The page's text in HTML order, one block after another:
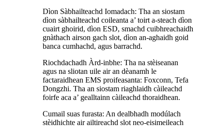
Dìon Sàbhailteachd Iomadach: Tha an siostam
dìon sàbhailteachd coileanta a’ toirt a-steach dìon
cuairt ghoirid, dìon ESD, smachd cuibhreachaidh
gnàthach airson gach slot, dìon an-aghaidh goid
banca cumhachd, agus barrachd.
Riochdachadh Àrd-inbhe: Tha na stèiseanan
agus na sliotan uile air an dèanamh le
factaraidhean EMS proifeasanta: Foxconn, Tefa
Dongzhi. Tha an siostam riaghlaidh càileachd
foirfe aca a’ gealltainn càileachd thoraidhean.
Cumail suas furasta: An dealbhadh modúlach
stèidhichte air ailtireachd slot neo-eisimeileach